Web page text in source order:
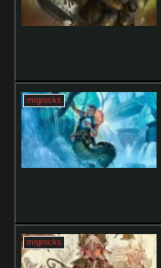
mtgrocks
mtgrocks